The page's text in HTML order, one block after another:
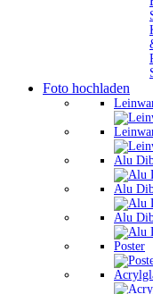
Foto hochladen
Alu
Alu
Alu
Poster